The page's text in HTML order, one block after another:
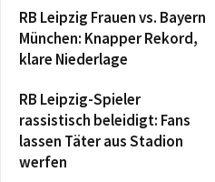
RB Leipzig Frauen vs. Bayern
München: Knapper Rekord,
klare Niederlage
RB Leipzig-Spieler
rassistisch beleidigt: Fans
lassen Täter aus Stadion
werfen